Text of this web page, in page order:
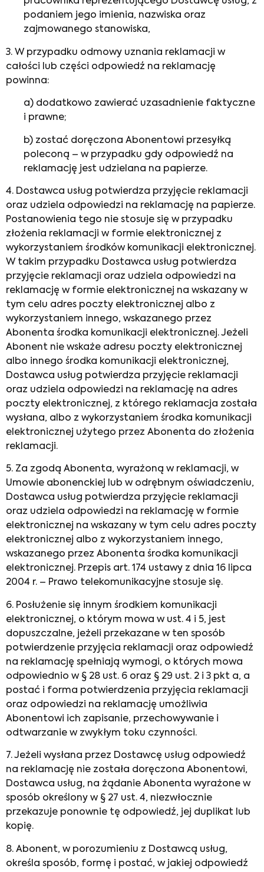
podaniem jego imienia, nazwiska oraz
zajmowanego stanowiska,
3. W przypadku odmowy uznania reklamacji w
całości lub części odpowiedź na reklamację
powinna:
a) dodatkowo zawierać uzasadnienie faktyczne
i prawne;
b) zostać doręczona Abonentowi przesyłką
poleconą – w przypadku gdy odpowiedź na
reklamację jest udzielana na papierze.
4. Dostawca usług potwierdza przyjęcie reklamacji
oraz udziela odpowiedzi na reklamację na papierze.
Postanowienia tego nie stosuje się w przypadku
złożenia reklamacji w formie elektronicznej z
wykorzystaniem środków komunikacji elektronicznej.
W takim przypadku Dostawca usług potwierdza
przyjęcie reklamacji oraz udziela odpowiedzi na
reklamację w formie elektronicznej na wskazany w
tym celu adres poczty elektronicznej albo z
wykorzystaniem innego, wskazanego przez
Abonenta środka komunikacji elektronicznej. Jeżeli
Abonent nie wskaże adresu poczty elektronicznej
albo innego środka komunikacji elektronicznej,
Dostawca usług potwierdza przyjęcie reklamacji
oraz udziela odpowiedzi na reklamację na adres
poczty elektronicznej, z którego reklamacja została
wysłana, albo z wykorzystaniem środka komunikacji
elektronicznej użytego przez Abonenta do złożenia
reklamacji.
5. Za zgodą Abonenta, wyrażoną w reklamacji, w
Umowie abonenckiej lub w odrębnym oświadczeniu,
Dostawca usług potwierdza przyjęcie reklamacji
oraz udziela odpowiedzi na reklamację w formie
elektronicznej na wskazany w tym celu adres poczty
elektronicznej albo z wykorzystaniem innego,
wskazanego przez Abonenta środka komunikacji
elektronicznej. Przepis art. 174 ustawy z dnia 16 lipca
2004 r. – Prawo telekomunikacyjne stosuje się.
6. Posłużenie się innym środkiem komunikacji
elektronicznej, o którym mowa w ust. 4 i 5, jest
dopuszczalne, jeżeli przekazane w ten sposób
potwierdzenie przyjęcia reklamacji oraz odpowiedź
na reklamację spełniają wymogi, o których mowa
odpowiednio w § 28 ust. 6 oraz § 29 ust. 2 i 3 pkt a, a
postać i forma potwierdzenia przyjęcia reklamacji
oraz odpowiedzi na reklamację umożliwia
Abonentowi ich zapisanie, przechowywanie i
odtwarzanie w zwykłym toku czynności.
7. Jeżeli wysłana przez Dostawcę usług odpowiedź
na reklamację nie została doręczona Abonentowi,
Dostawca usług, na żądanie Abonenta wyrażone w
sposób określony w § 27 ust. 4, niezwłocznie
przekazuje ponownie tę odpowiedź, jej duplikat lub
kopię.
8. Abonent, w porozumieniu z Dostawcą usług,
określa sposób, formę i postać, w jakiej odpowiedź